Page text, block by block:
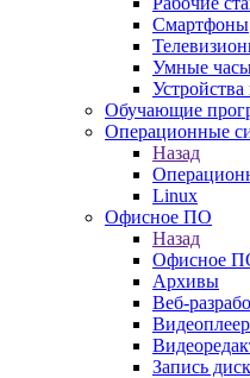
Смартфоны
Умные
Устройства
Обучающие
Операционные
Назад
Linux
Офисное ПО
Назад
Офисное
Архивы
Веб-
Запись